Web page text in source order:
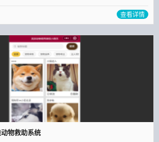
查看详情
物救助系统